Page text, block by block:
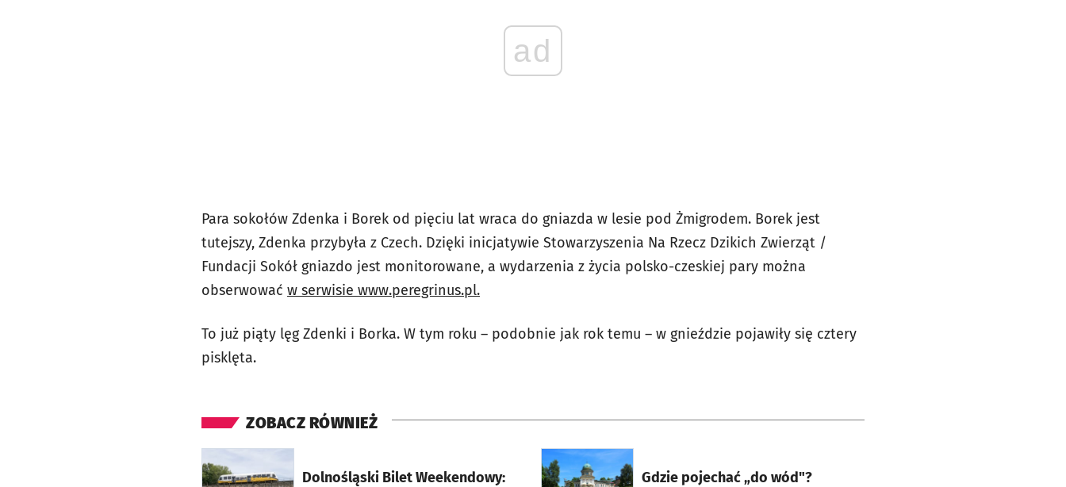
ad
Para sokołów Zdenka i Borek od pięciu lat wraca do gniazda w lesie pod Żmigrodem. Borek jest
tutejszy, Zdenka przybyła z Czech. Dzięki inicjatywie Stowarzyszenia Na Rzecz Dzikich Zwierząt /
Fundacji Sokół gniazdo jest monitorowane, a wydarzenia z życia polsko-czeskiej pary można
obserwować w serwisie www.peregrinus.pl.
To już piąty lęg Zdenki i Borka. W tym roku – podobnie jak rok temu – w gnieździe pojawiły się cztery
pisklęta.
ZOBACZ RÓWNIEŻ
Dolnośląski Bilet Weekendowy:
otworzy się w nowej karcie
Gdzie pojechać „do wód"?
otworzy się w nowej karcie